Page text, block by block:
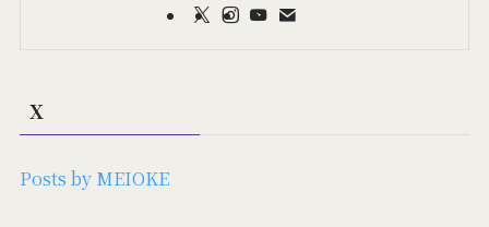
X
Posts by MEIOKE